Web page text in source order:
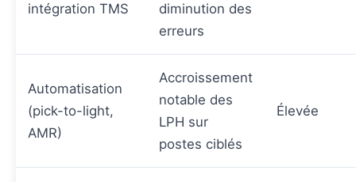
intégration TMS
diminution des
erreurs
Automatisation
(pick-to-light,
AMR)
Accroissement
notable des
LPH sur
postes ciblés
Élevée